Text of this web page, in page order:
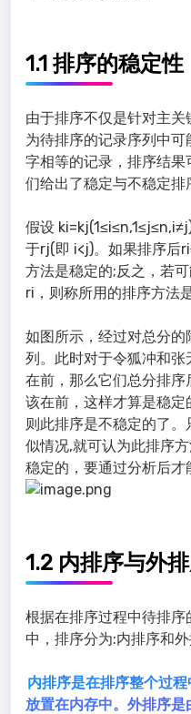
1.1 排序的稳定性
由于排序不仅是针对主
为待排序的记录序列中
字相等的记录，排序结
们给出了稳定与不稳定排
假设
于rj(即 i<j)。如果排序后
方法是稳定的;反之，若
ri，则称所用的排序方法
如图所示，经过对总分
列。此时对于令狐冲和
在前，那么它们总分排
该在前，这样才算是稳定
则此排序是不稳定的了
似情况,就可认为此排序
稳定的，要通过分析后才
1.2 内排序与外
根据在排序过程中待排
中，排序分为:内排序和外
内排序是在排序整个过
放置在内存中。外排序